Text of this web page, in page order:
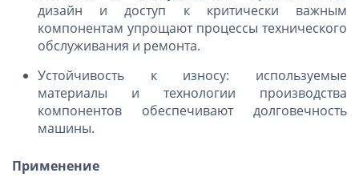
дизайн и доступ к критически важным
компонентам упрощают процессы технического
обслуживания и ремонта.
Устойчивость к износу: используемые
материалы и технологии производства
компонентов обеспечивают долговечность
машины.
Применение